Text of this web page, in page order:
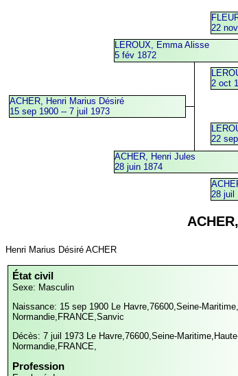
ACHER, Henri Marius Désiré
15 sep 1900 -- 7 juil 1973
LEROUX, Emma Alisse
5 fév 1872
22
2 oct
ACHER, Henri Jules
28 juin 1874
22
28 juil
Henri Marius Désiré ACHER
État civil
Sexe: Masculin
Naissance: 15 sep 1900 Le Havre,76600,Seine-
Normandie,FRANCE,Sanvic
Décès: 7 juil 1973 Le Havre,76600,Seine-
Normandie,FRANCE,
Profession